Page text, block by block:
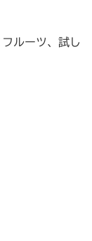
ルーツ、試し